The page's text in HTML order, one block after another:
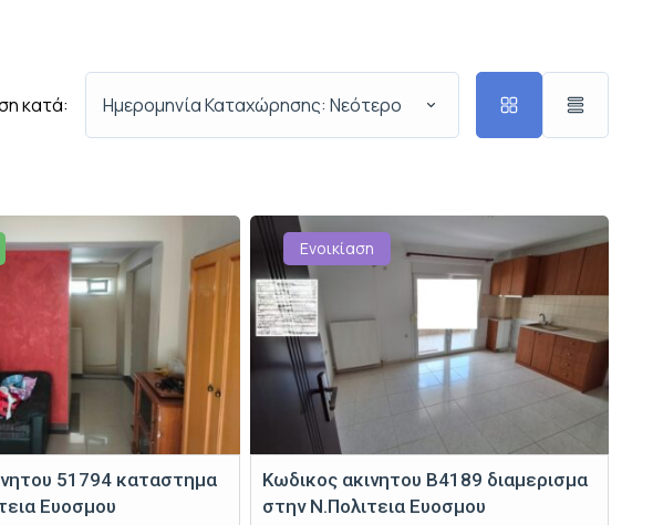
κατά: Ημερομηνία Καταχώρησης: Νεότερο
51794 καταστημα
Ευοσμου
Ενοικίαση
Κωδικος ακινητου Β4189 διαμερισμα
στην Ν.Πολιτεια Ευοσμου